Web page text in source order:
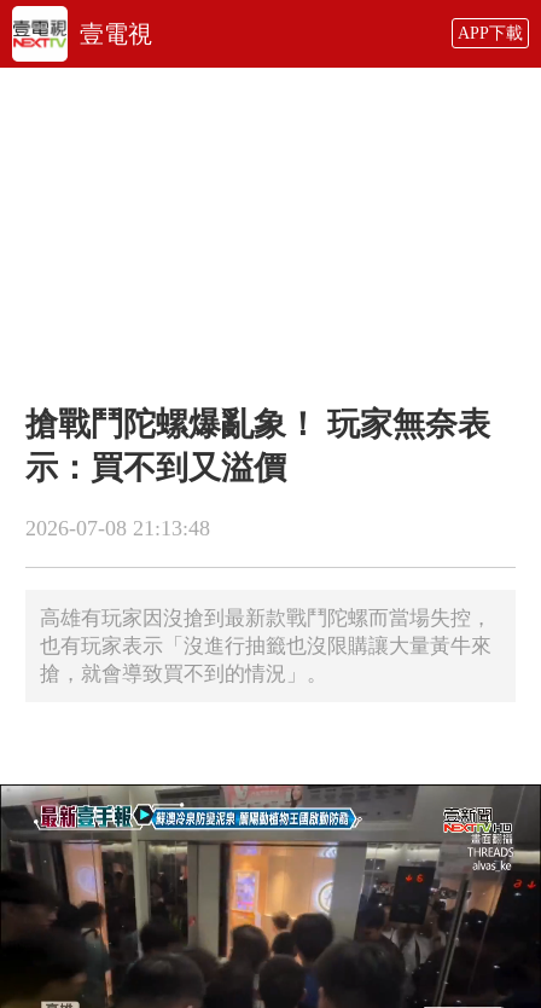
壹電視 APP下載
搶戰鬥陀螺爆亂象！ 玩家無奈表
示：買不到又溢價
2026-07-08 21:13:48
高雄有玩家因沒搶到最新款戰鬥陀螺而當場失控，
也有玩家表示「沒進行抽籤也沒限購讓大量黃牛來
搶，就會導致買不到的情況」。